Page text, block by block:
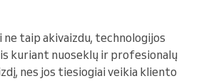
taip akivaizdu, technologijos
kuriant nuoseklų ir profesionalų
nes jos tiesiogiai veikia kliento